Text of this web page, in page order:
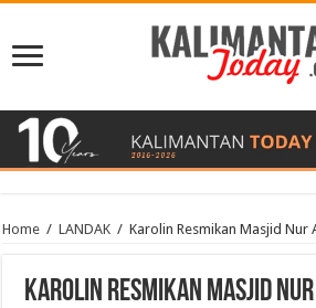
Home / LANDAK / Karolin Resmikan Masjid Nur
Karolin Resmikan Masjid